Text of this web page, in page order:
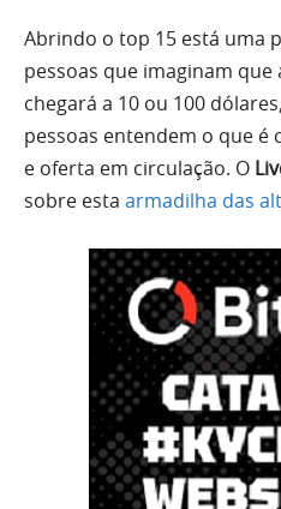
Abrindo o top 15 está uma
pessoas que imaginam que
chegará a 10 ou 100
pessoas entendem o que é
e oferta em circulação. O
sobre esta armadilha das